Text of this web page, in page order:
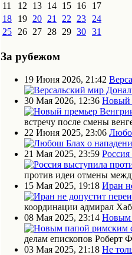
11
12 13 14 15 16
17
18
19 20 21 22 23
24
25
26 27 28 29 30 31
За рубежом
19 Июня 2026, 21:42
30 Мая 2026, 12:36 Новый
встречу после смены
22 Июня 2025, 23:06
21 Мая 2025, 23:59
против идеи отмены
15 Мая 2025, 19:18 Иран
координации адмирал
08 Мая 2025, 23:14 Новым
делам епископов Роберт
03 Мая 2025, 21:18 Не